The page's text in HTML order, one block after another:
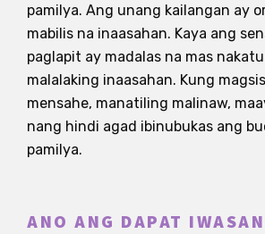
pamilya. Ang unang kailangan ay
mabilis na inaasahan. Kaya ang
paglapit ay madalas na mas
malalaking inaasahan. Kung
mensahe, manatiling malinaw,
nang hindi agad ibinubukas ang
pamilya.
ANO ANG DAPAT